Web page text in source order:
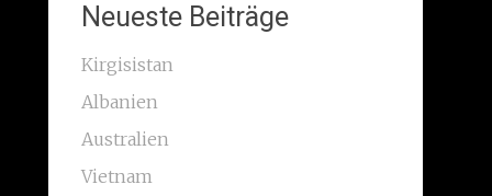
Neueste Beiträge
Kirgisistan
Albanien
Australien
Vietnam